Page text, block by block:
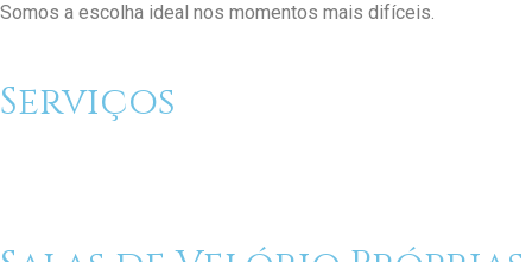
Somos a escolha ideal nos momentos mais difíceis.
Serviços